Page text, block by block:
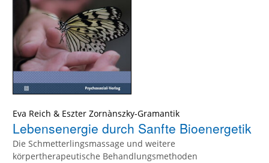
Eva Reich & Eszter Zornànszky-Gramantik
Lebensenergie durch Sanfte Bioenergetik
Die Schmetterlingsmassage und weitere
körpertherapeutische Behandlungsmethoden